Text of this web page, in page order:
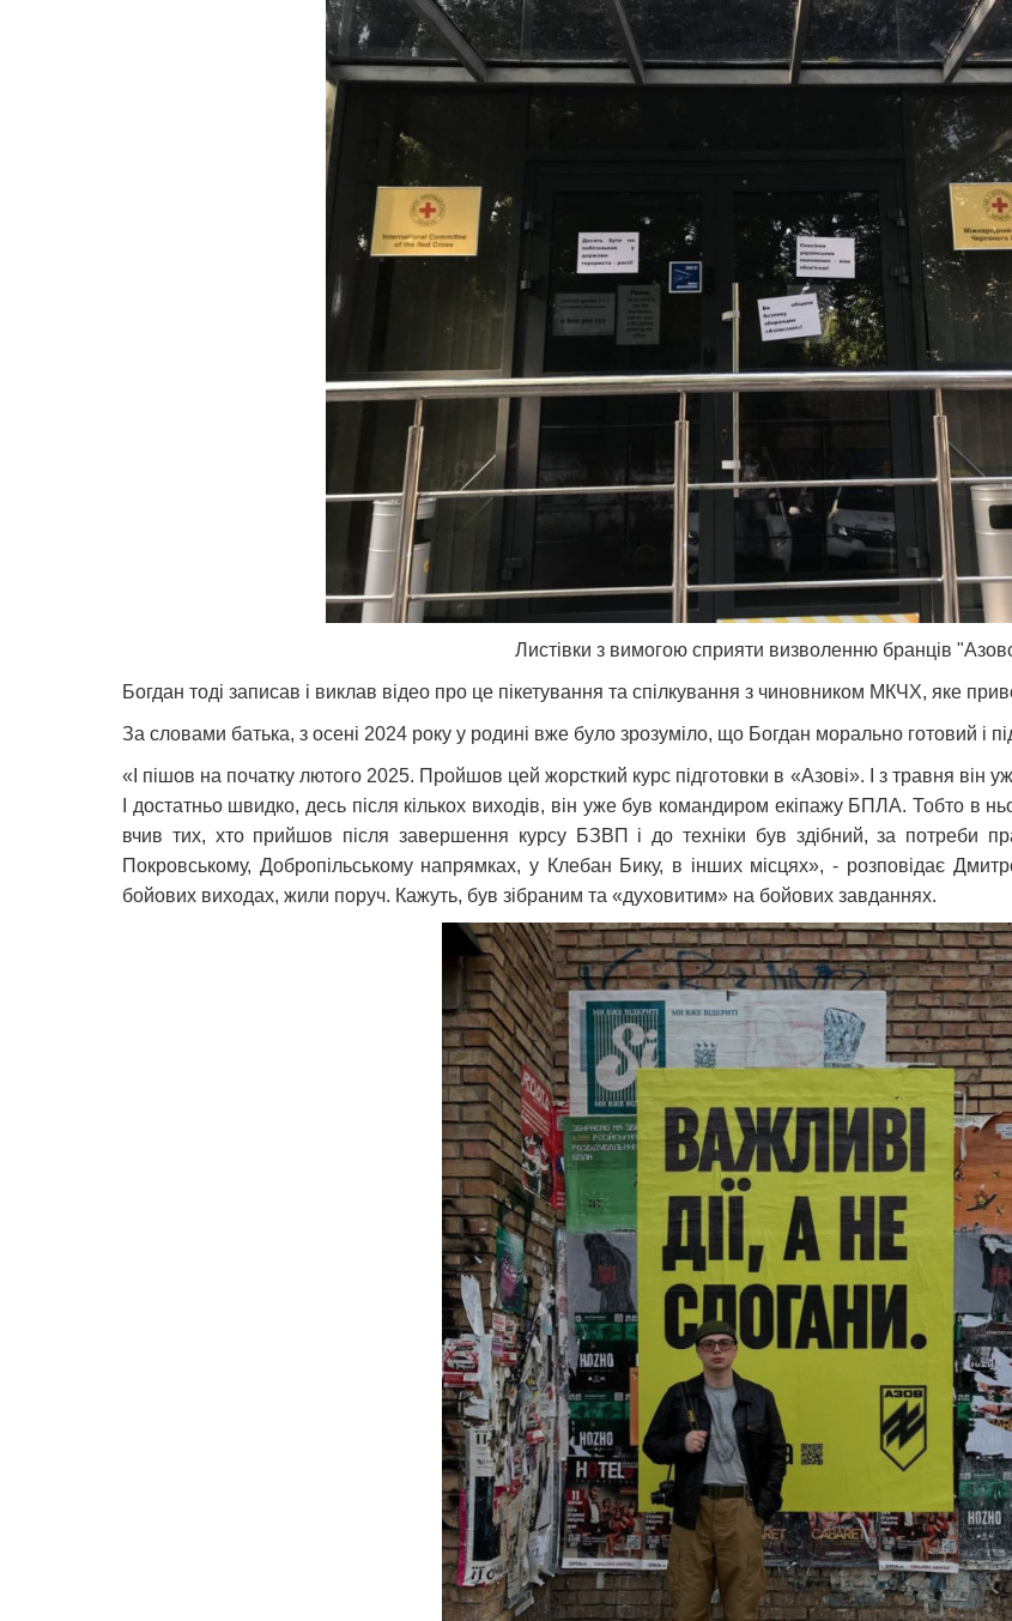
Листівки з вимогою сприяти визволенню бранців
Богдан тоді записав і виклав відео про це пікетування та спілкування з чиновником МКЧХ, яке
За словами батька, з осені 2024 року у родині вже було зрозуміло, що Богдан морально готовий і
«І пішов на початку лютого 2025. Пройшов цей жорсткий курс підготовки в «Азові». І з травня він
І достатньо швидко, десь після кількох виходів, він уже був командиром екіпажу БПЛА. Тобто в
вчив тих, хто прийшов після завершення курсу БЗВП і до техніки був здібний, за потреби
Покровському, Добропільському напрямках, у Клебан Бику, в інших місцях», - розповідає
бойових виходах, жили поруч. Кажуть, був зібраним та «духовитим» на бойових завданнях.